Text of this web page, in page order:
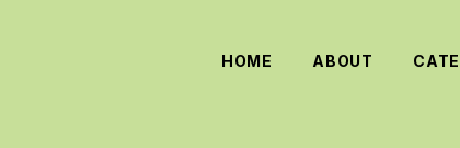
HOME ABOUT